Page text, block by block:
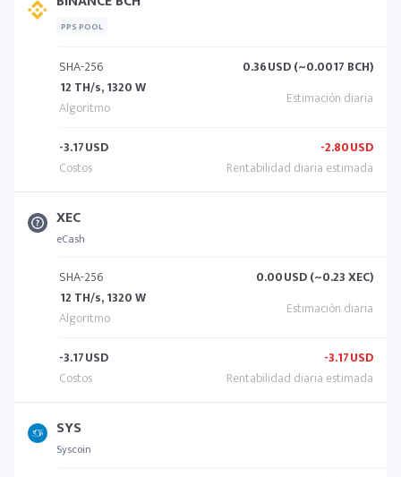
PPS POOL
SHA-256
12 TH/s, 1320 W
0.36USD (~0.0017 BCH)
-3.17USD -2.80USD
XEC
eCash
SHA-256
12 TH/s, 1320 W
0.00USD (~0.23 XEC)
-3.17USD -3.17USD
SYS
Syscoin